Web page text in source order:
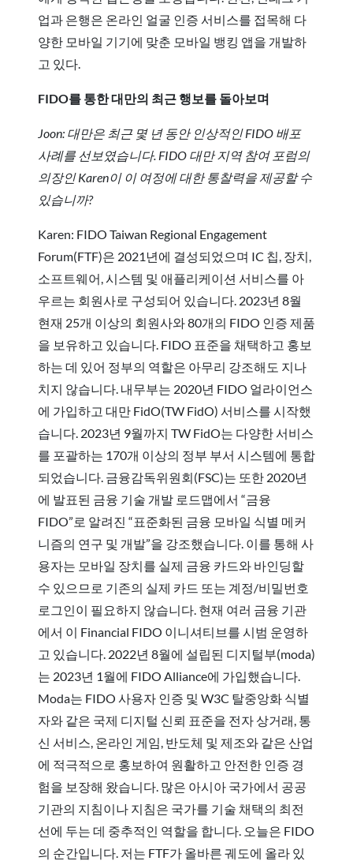
업과 은행은 온라인 얼굴 인증 서비스를 접목해 다
양한 모바일 기기에 맞춘 모바일 뱅킹 앱을 개발하
고 있다.
FIDO를 통한 대만의 최근 행보를 돌아보며
Joon: 대만은 최근 몇 년 동안 인상적인 FIDO 배포
사례를 선보였습니다. FIDO 대만 지역 참여 포럼의
의장인 Karen이 이 여정에 대한 통찰력을 제공할 수
있습니까?
Karen: FIDO Taiwan Regional Engagement
Forum(FTF)은 2021년에 결성되었으며 IC 칩, 장치,
소프트웨어, 시스템 및 애플리케이션 서비스를 아
우르는 회원사로 구성되어 있습니다. 2023년 8월
현재 25개 이상의 회원사와 80개의 FIDO 인증 제품
을 보유하고 있습니다. FIDO 표준을 채택하고 홍보
하는 데 있어 정부의 역할은 아무리 강조해도 지나
치지 않습니다. 내무부는 2020년 FIDO 얼라이언스
에 가입하고 대만 FidO(TW FidO) 서비스를 시작했
습니다. 2023년 9월까지 TW FidO는 다양한 서비스
를 포괄하는 170개 이상의 정부 부서 시스템에 통합
되었습니다. 금융감독위원회(FSC)는 또한 2020년
에 발표된 금융 기술 개발 로드맵에서 “금융
FIDO”로 알려진 “표준화된 금융 모바일 식별 메커
니즘의 연구 및 개발”을 강조했습니다. 이를 통해 사
용자는 모바일 장치를 실제 금융 카드와 바인딩할
수 있으므로 기존의 실제 카드 또는 계정/비밀번호
로그인이 필요하지 않습니다. 현재 여러 금융 기관
에서 이 Financial FIDO 이니셔티브를 시범 운영하
고 있습니다. 2022년 8월에 설립된 디지털부(moda)
는 2023년 1월에 FIDO Alliance에 가입했습니다.
Moda는 FIDO 사용자 인증 및 W3C 탈중앙화 식별
자와 같은 국제 디지털 신뢰 표준을 전자 상거래, 통
신 서비스, 온라인 게임, 반도체 및 제조와 같은 산업
에 적극적으로 홍보하여 원활하고 안전한 인증 경
험을 보장해 왔습니다. 많은 아시아 국가에서 공공
기관의 지침이나 지침은 국가를 기술 채택의 최전
선에 두는 데 중추적인 역할을 합니다. 오늘은 FIDO
의 순간입니다. 저는 FTF가 올바른 궤도에 올라 있